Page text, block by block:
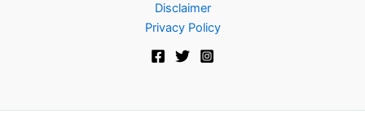
Disclaimer
Privacy Policy